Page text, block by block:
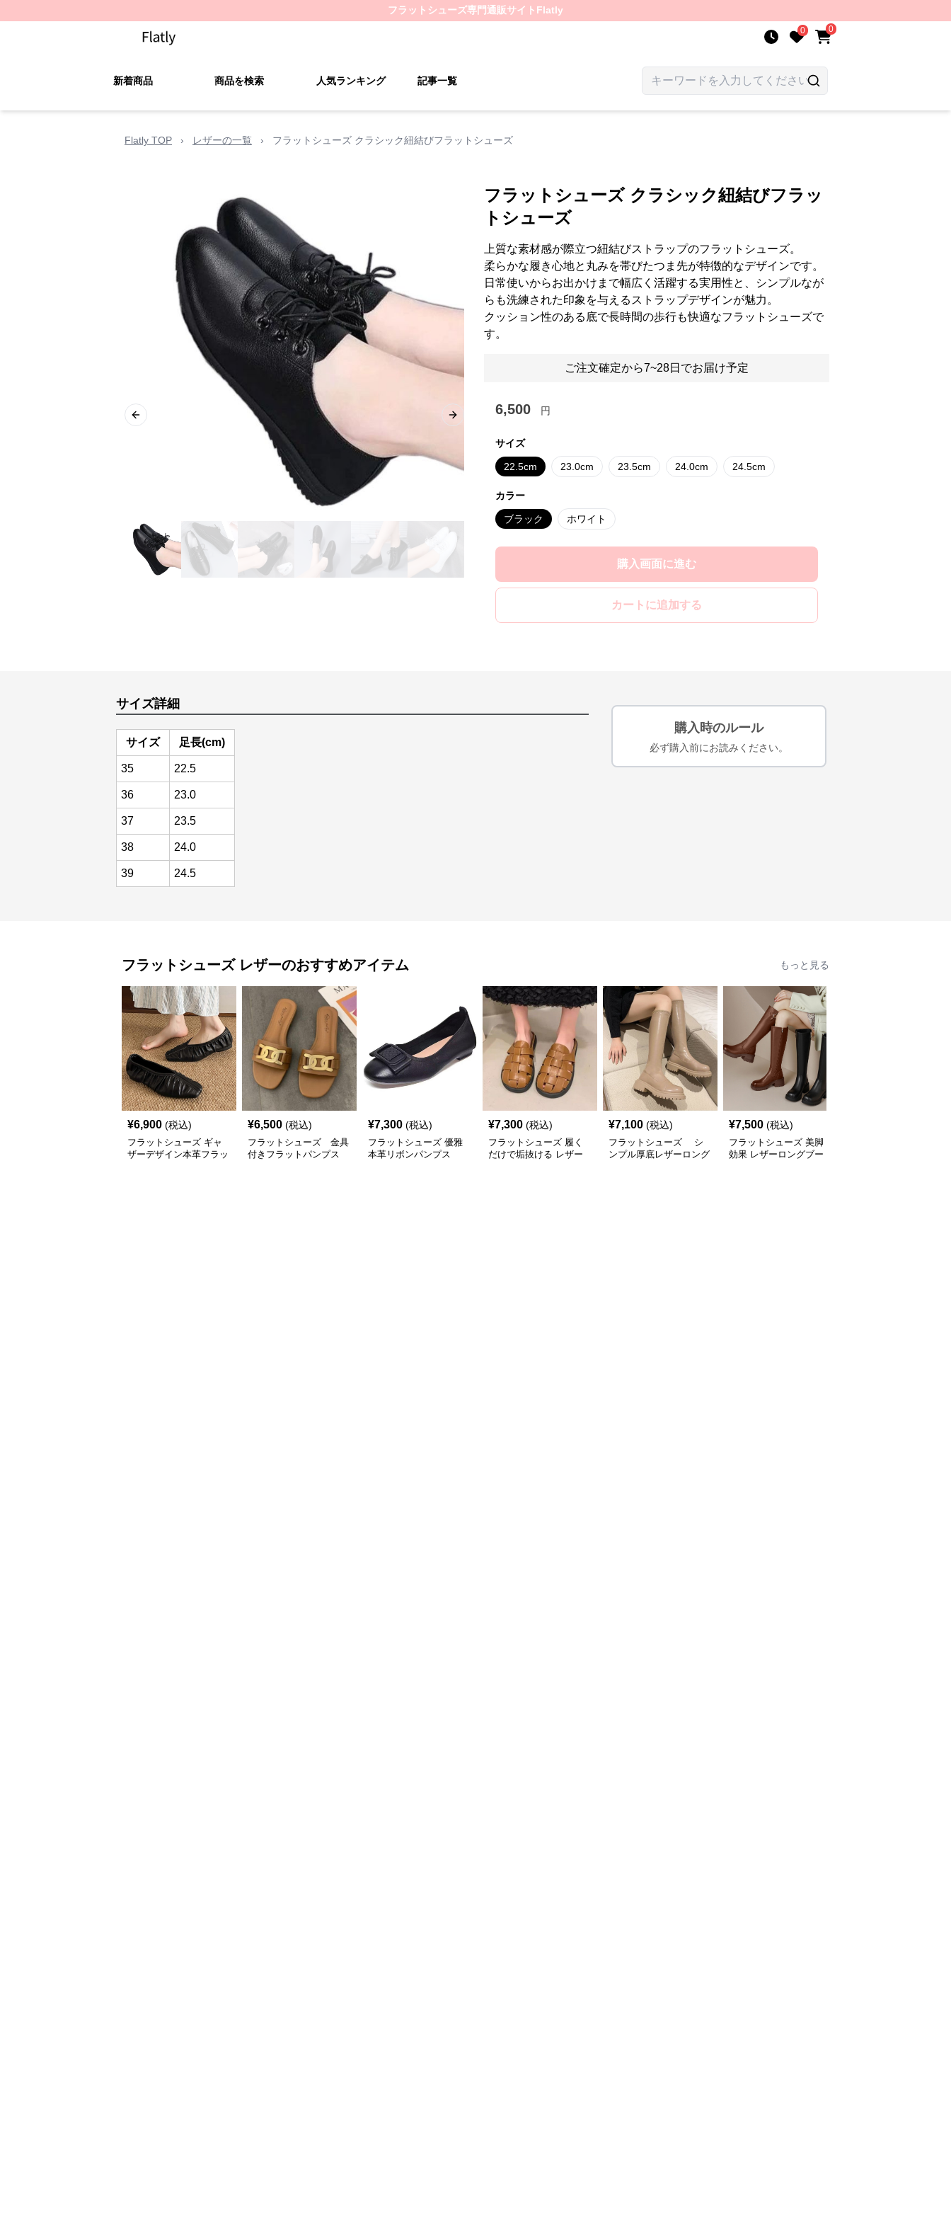
フラットシューズ専門通販サイト Flatly
0 0
新着商品 商品を検索 人気ランキング 記事一覧
Flatly TOP › レザーの一覧 › フラットシューズ クラシック紐結びフラットシューズ
Previous slide Next slide
フラットシューズ クラシック紐結びフラッ
トシューズ
上質な素材感が際立つ紐結びストラップのフラットシューズ。
柔らかな履き心地と丸みを帯びたつま先が特徴的なデザインです。
日常使いからお出かけまで幅広く活躍する実用性と、シンプルなが
らも洗練された印象を与えるストラップデザインが魅力。
クッション性のある底で長時間の歩行も快適なフラットシューズで
す。
ご注文確定から7~28日でお届け予定
6,500 円
サイズ
22.5cm 23.0cm 23.5cm 24.0cm 24.5cm
カラー
ブラック ホワイト
購入画面に進む
カートに追加する
サイズ詳細
サイズ 足長(cm)
35 22.5
36 23.0
37 23.5
38 24.0
39 24.5
購入時のルール
必ず購入前にお読みください。
フラットシューズ レザーのおすすめアイテム もっと見る
¥6,900 (税込)
フラットシューズ ギャ
ザーデザイン本革フラッ
¥6,500 (税込)
フラットシューズ 金具
付きフラットパンプス
¥7,300 (税込)
フラットシューズ 優雅
本革リボンパンプス
¥7,300 (税込)
フラットシューズ 履く
だけで垢抜ける レザー
¥7,100 (税込)
フラットシューズ シ
ンプル厚底レザーロング
¥7,500 (税込)
フラットシューズ 美脚
効果 レザーロングブー